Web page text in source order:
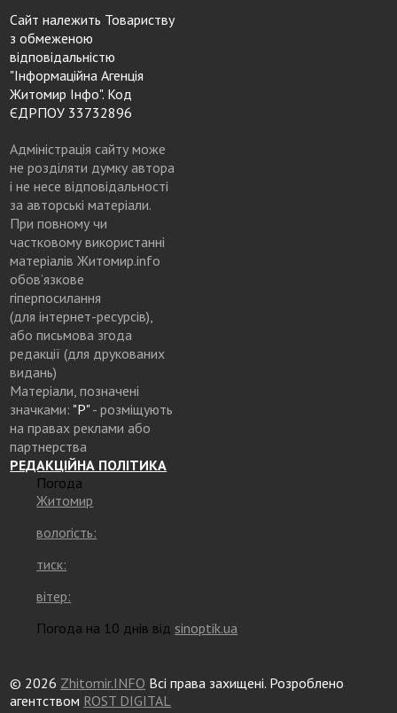
Сайт належить Товариству
з обмеженою
відповідальністю
"Інформаційна Агенція
Житомир Інфо". Код
ЄДРПОУ 33732896
Адміністрація сайту може
не розділяти думку автора
і не несе відповідальності
за авторські матеріали.
При повному чи
частковому використанні
матеріалів Житомир.info
обов’язкове
гіперпосилання
(для інтернет-ресурсів),
або письмова згода
редакції (для друкованих
видань)
Матеріали, позначені
значками: "Р"- розміщують
на правах реклами або
партнерства
РЕДАКЦІЙНА ПОЛІТИКА
Погода
Житомир
вологість:
тиск:
вітер:
Погода на 10 днів від sinoptik.ua
© 2026 Zhitomir.INFO Всі права захищені. Розроблено
агентством ROST DIGITAL